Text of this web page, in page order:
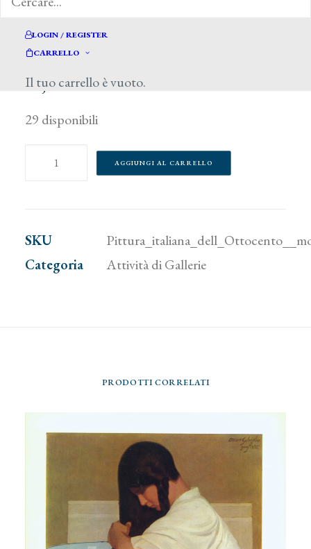
LOGIN / REGISTER
CARRELLO
Il tuo carrello è vuoto.
20,00€
29 disponibili
Pittura
P.Bargellini)
quantità
AGGIUNGI AL CARRELLO
SKU
Categoria
Attività di Gallerie
PRODOTTI CORRELATI